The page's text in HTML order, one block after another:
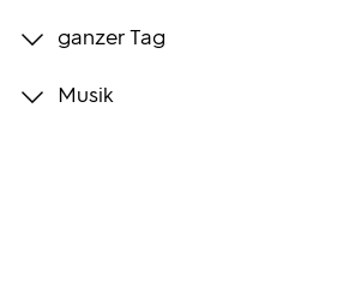
ganzer Tag
Musik